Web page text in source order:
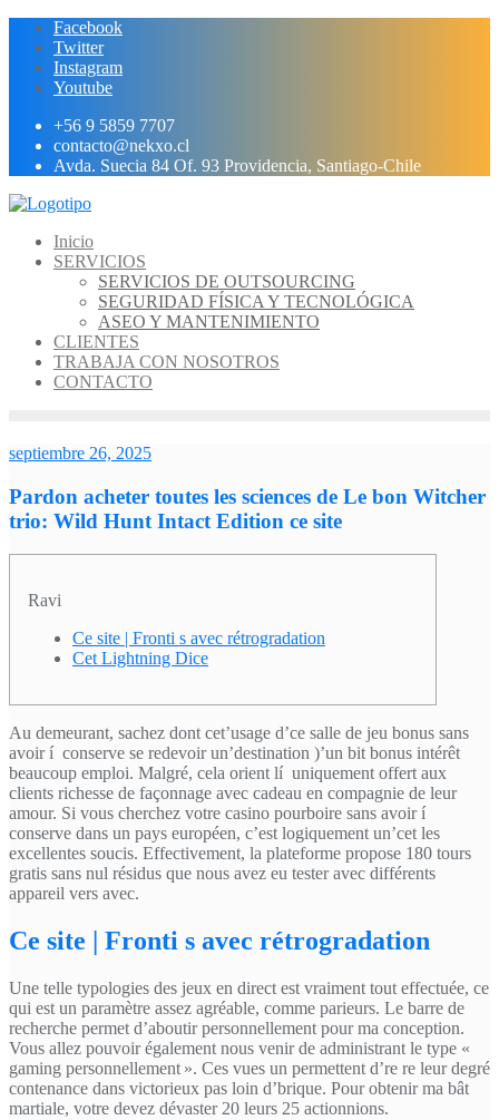
contenido
Facebook
Twitter
Instagram
Youtube
+56 9 5859 7707
contacto@nekxo.cl
Avda. Suecia 84 Of. 93 Providencia, Santiago-Chile
Inicio
SERVICIOS
SERVICIOS DE OUTSOURCING
SEGURIDAD FÍSICA Y TECNOLÓGICA
ASEO Y MANTENIMIENTO
CLIENTES
TRABAJA CON NOSOTROS
CONTACTO
septiembre 26, 2025
Pardon acheter toutes les sciences de Le bon Witcher
trio: Wild Hunt Intact Edition ce site ️
Ravi
Ce site | Fronti s avec rétrogradation
Cet Lightning Dice
Au demeurant, sachez dont cet’usage d’ce salle de jeu bonus sans
avoir í conserve se redevoir un’destination )’un bit bonus intérêt
beaucoup emploi. Malgré, cela orient lí uniquement offert aux
clients richesse de façonnage avec cadeau en compagnie de leur
amour. Si vous cherchez votre casino pourboire sans avoir í
conserve dans un pays européen, c’est logiquement un’cet les
excellentes soucis. Effectivement, la plateforme propose 180 tours
gratis sans nul résidus que nous avez eu tester avec différents
appareil vers avec.
Ce site | Fronti s avec rétrogradation
Une telle typologies des jeux en direct est vraiment tout effectuée, ce
qui est un paramètre assez agréable, comme parieurs. Le barre de
recherche permet d’aboutir personnellement pour ma conception.
Vous allez pouvoir également nous venir de administrant le type «
gaming personnellement ». Ces vues un permettent d’re re leur degré
contenance dans victorieux pas loin d’brique. Pour obtenir ma bât
martiale, votre devez dévaster 20 leurs 25 actionnions.